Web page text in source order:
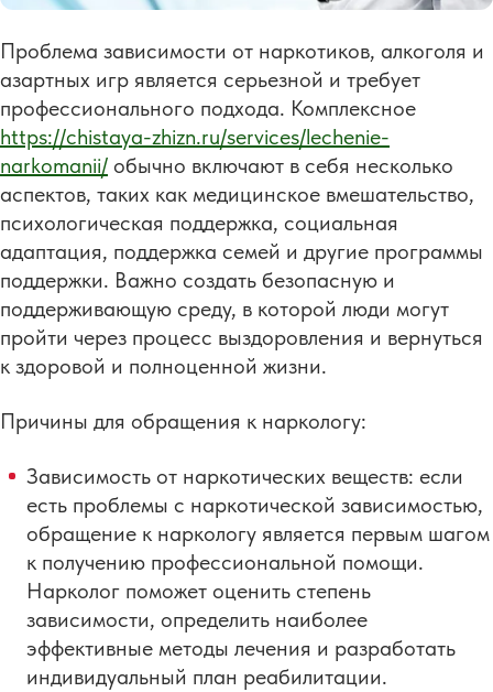
Проблема зависимости от наркотиков, алкоголя и
азартных игр является серьезной и требует
профессионального подхода. Комплексное
https://chistaya-zhizn.ru/services/lechenie-
narkomanii/ обычно включают в себя несколько
аспектов, таких как медицинское вмешательство,
психологическая поддержка, социальная
адаптация, поддержка семей и другие программы
поддержки. Важно создать безопасную и
поддерживающую среду, в которой люди могут
пройти через процесс выздоровления и вернуться
к здоровой и полноценной жизни.
Причины для обращения к наркологу:
Зависимость от наркотических веществ: если
есть проблемы с наркотической зависимостью,
обращение к наркологу является первым шагом
к получению профессиональной помощи.
Нарколог поможет оценить степень
зависимости, определить наиболее
эффективные методы лечения и разработать
индивидуальный план реабилитации.